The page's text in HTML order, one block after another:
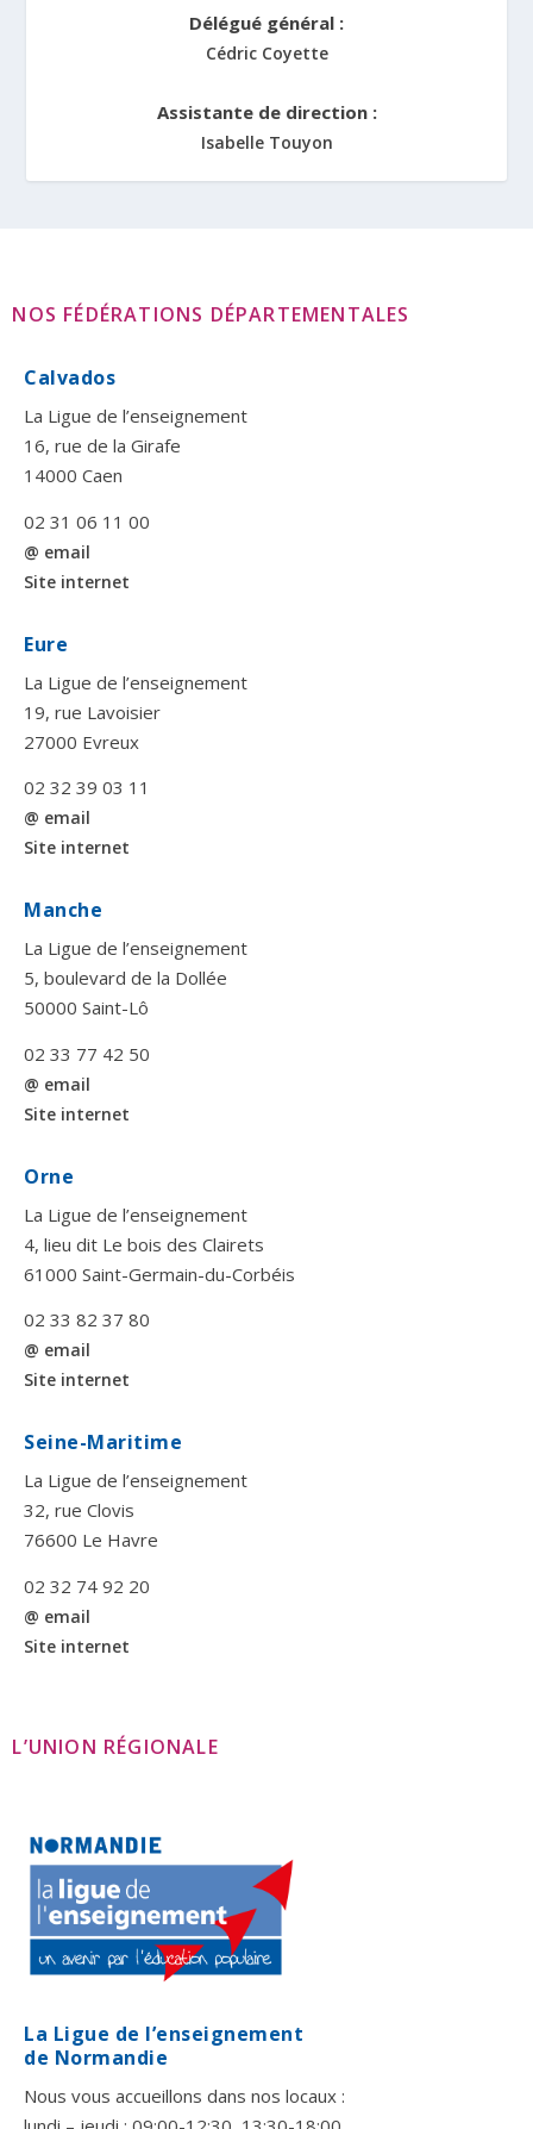
Délégué général :
Cédric Coyette
Assistante de direction :
Isabelle Touyon
NOS FÉDÉRATIONS DÉPARTEMENTALES
Calvados
La Ligue de l’enseignement
16, rue de la Girafe
14000 Caen
02 31 06 11 00
@ email
Site internet
Eure
La Ligue de l’enseignement
19, rue Lavoisier
27000 Evreux
02 32 39 03 11
@ email
Site internet
Manche
La Ligue de l’enseignement
5, boulevard de la Dollée
50000 Saint-Lô
02 33 77 42 50
@ email
Site internet
Orne
La Ligue de l’enseignement
4, lieu dit Le bois des Clairets
61000 Saint-Germain-du-Corbéis
02 33 82 37 80
@ email
Site internet
Seine-Maritime
La Ligue de l’enseignement
32, rue Clovis
76600 Le Havre
02 32 74 92 20
@ email
Site internet
L’UNION RÉGIONALE
La Ligue de l’enseignement
de Normandie
Nous vous accueillons dans nos locaux :